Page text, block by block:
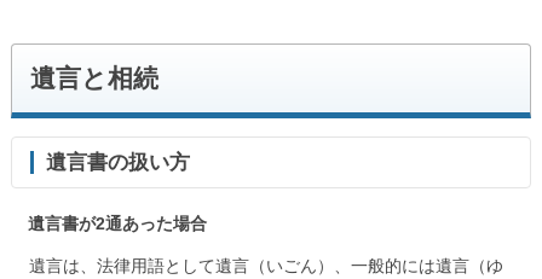
遺言と相続
遺言書の扱い方
遺言書が2通あった場合
遺言は、法律用語として遺言（いごん）、一般的には遺言（ゆ